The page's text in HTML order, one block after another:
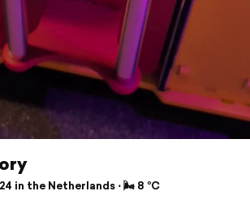
in the Netherlands ⋅ 🌬 8 °C